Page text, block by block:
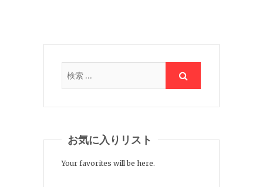
お気に入りリスト
Your favorites will be here.